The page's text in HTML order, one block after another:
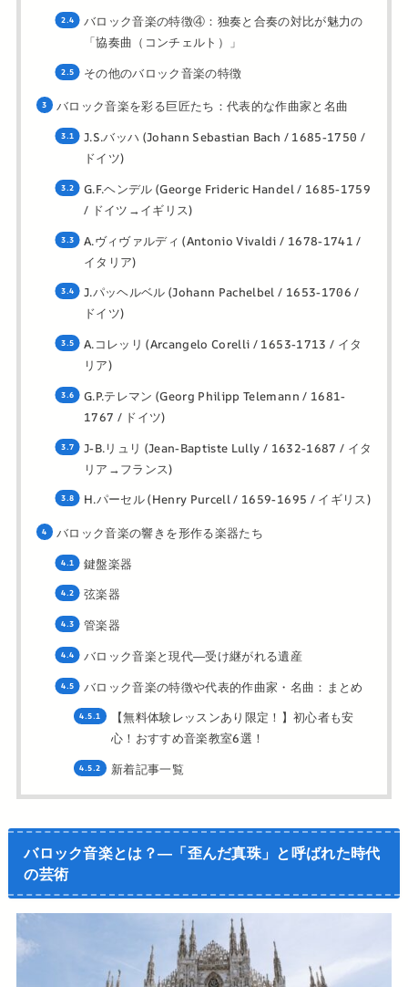
バロック音楽の特徴④：独奏と合奏の対比が魅力の
「協奏曲（コンチェルト）」
その他のバロック音楽の特徴
バロック音楽を彩る巨匠たち：代表的な作曲家と名曲
J.S.バッハ (Johann Sebastian Bach / 1685-1750 /
ドイツ)
G.F.ヘンデル (George Frideric Handel / 1685-1759
/ ドイツ→イギリス)
A.ヴィヴァルディ (Antonio Vivaldi / 1678-1741 /
イタリア)
J.パッヘルベル (Johann Pachelbel / 1653-1706 /
ドイツ)
A.コレッリ (Arcangelo Corelli / 1653-1713 / イタ
リア)
G.P.テレマン (Georg Philipp Telemann / 1681-
1767 / ドイツ)
J-B.リュリ (Jean-Baptiste Lully / 1632-1687 / イタ
リア→フランス)
H.パーセル (Henry Purcell / 1659-1695 / イギリス)
バロック音楽の響きを形作る楽器たち
鍵盤楽器
弦楽器
管楽器
バロック音楽と現代―受け継がれる遺産
バロック音楽の特徴や代表的作曲家・名曲：まとめ
【無料体験レッスンあり限定！】初心者も安
心！おすすめ音楽教室6選！
新着記事一覧
バロック音楽とは？―「歪んだ真珠」と呼ばれた時代
の芸術